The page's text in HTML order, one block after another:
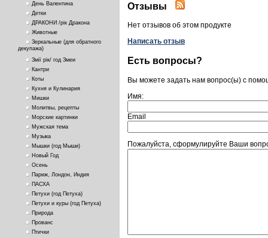
День Валентина
Детки
ДРАКОНИ /рік Дракона
Животные
Зеркальные (для обратного
декупажа)
Змії рік/ год Змеи
Кантри
Коты
Кухня и Кулинария
Мишки
Молитвы, рецепты
Морские картинки
Мужская тема
Музыка
Мышки (год Мыши)
Новый Год
Осень
Париж, Лондон, Индия
ПАСХА
Петухи (год Петуха)
Петухи и куры (год Петуха)
Природа
Прованс
Птички
Отзывы
Нет отзывов об этом продукте
Написать отзыв
Есть вопросы?
Вы можете задать нам вопрос(ы) с
Имя:
Email
Пожалуйста, сформулируйте Ваши